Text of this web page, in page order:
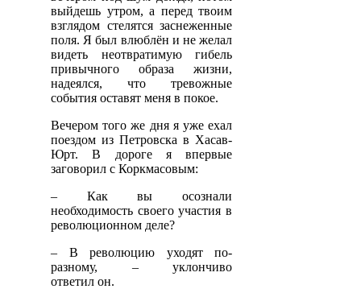
выйдешь утром, а перед твоим
взглядом стелятся заснеженные
поля. Я был влюблён и не желал
видеть неотвратимую гибель
привычного образа жизни,
надеялся, что тревожные
события оставят меня в покое.
Вечером того же дня я уже ехал
поездом из Петровска в Хасав-
Юрт. В дороге я впервые
заговорил с Коркмасовым:
– Как вы осознали
необходимость своего участия в
революционном деле?
– В революцию уходят по-
разному, – уклончиво
ответил он.